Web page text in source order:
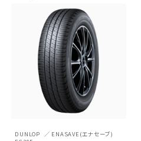
DUNLOP
ENASAVE(エナセーブ)